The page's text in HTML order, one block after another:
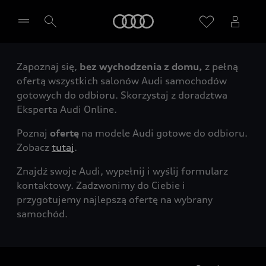
Wybierz Twojego Partnera Audi
Zapoznaj się, bez wychodzenia z domu, z pełną
ofertą wszystkich salonów Audi samochodów
gotowych do odbioru. Skorzystaj z doradztwa
Eksperta Audi Online.
Poznaj ofertę na modele Audi gotowe do odbioru.
Zobacz tutaj.
Znajdź swoje Audi, wypełnij i wyślij formularz
kontaktowy. Zadzwonimy do Ciebie i
przygotujemy najlepszą ofertę na wybrany
samochód.